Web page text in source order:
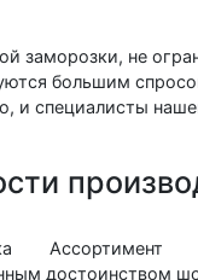
заморозки, не
большим
и специалисты
Ассортимент
достоинством